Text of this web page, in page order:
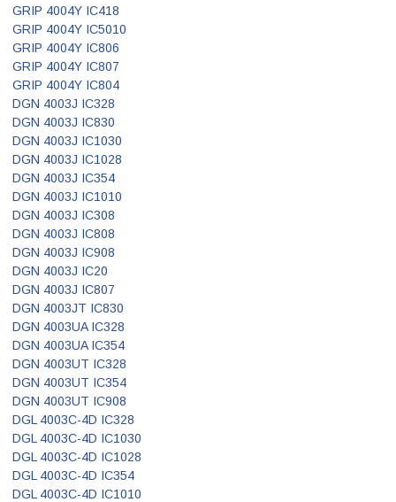
GRIP 4004Y IC418
GRIP 4004Y IC5010
GRIP 4004Y IC806
GRIP 4004Y IC807
GRIP 4004Y IC804
DGN 4003J IC328
DGN 4003J IC830
DGN 4003J IC1030
DGN 4003J IC1028
DGN 4003J IC354
DGN 4003J IC1010
DGN 4003J IC308
DGN 4003J IC808
DGN 4003J IC908
DGN 4003J IC20
DGN 4003J IC807
DGN 4003JT IC830
DGN 4003UA IC328
DGN 4003UA IC354
DGN 4003UT IC328
DGN 4003UT IC354
DGN 4003UT IC908
DGL 4003C-4D IC328
DGL 4003C-4D IC1030
DGL 4003C-4D IC1028
DGL 4003C-4D IC354
DGL 4003C-4D IC1010